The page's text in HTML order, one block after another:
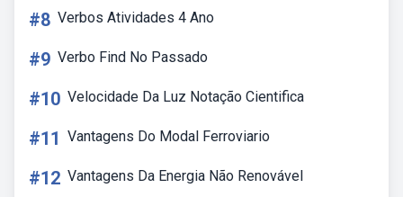
#8 Verbos Atividades 4 Ano
#9 Verbo Find No Passado
#10 Velocidade Da Luz Notação Cientifica
#11 Vantagens Do Modal Ferroviario
#12 Vantagens Da Energia Não Renovável